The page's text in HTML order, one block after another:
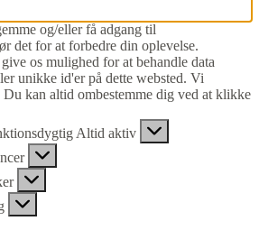
og/eller få adgang til
det for at forbedre din oplevelse.
os mulighed for at behandle data
unikke id'er på dette websted. Vi
Du kan altid ombestemme dig ved at klikke
Altid aktiv